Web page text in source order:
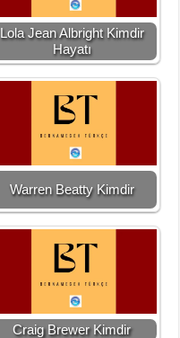
Lola Jean Albright Kimdir
Hayatı
Warren Beatty Kimdir
Craig Brewer Kimdir